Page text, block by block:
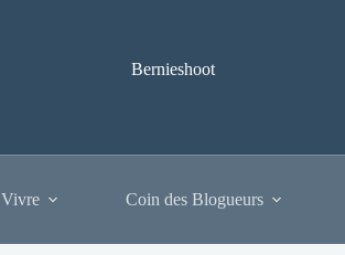
Bernieshoot
Coin des Blogueurs